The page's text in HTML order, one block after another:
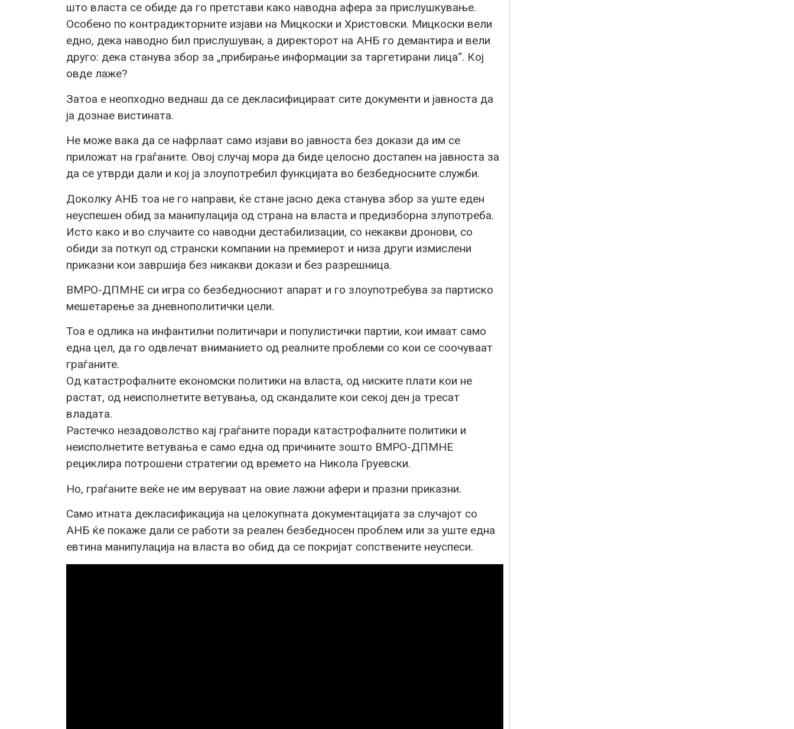
што власта се обиде да го претстави како наводна афера за прислушкување.
Oсобено по контрадикторните изјави на Мицкоски и Христовски. Мицкоски вели
едно, дека наводно бил прислушуван, а директорот на АНБ го демантира и вели
друго: дека станува збор за „прибирање информации за таргетирани лица“. Кој
овде лаже?
Затоа е неопходно веднаш да се декласифицираат сите документи и јавноста да
ја дознае вистината.
Не може вака да се нафрлаат само изјави во јавноста без докази да им се
приложат на граѓаните. Овој случај мора да биде целосно достапен на јавноста за
да се утврди дали и кој ја злоупотребил функцијата во безбедносните служби.
Доколку АНБ тоа не го направи, ќе стане јасно дека станува збор за уште еден
неуспешен обид за манипулација од страна на власта и предизборна злупотреба.
Исто како и во случаите со наводни дестабилизации, со некакви дронови, со
обиди за поткуп од странски компании на премиерот и низа други измислени
приказни кои завршија без никакви докази и без разрешница.
ВМРО-ДПМНЕ си игра со безбедносниот апарат и го злоупотребува за партиско
мешетарење за дневнополитички цели.
Тоа е одлика на инфантилни политичари и популистички партии, кои имаат само
една цел, да го одвлечат вниманието од реалните проблеми со кои се соочуваат
граѓаните.
Од катастрофалните економски политики на власта, од ниските плати кои не
растат, од неисполнетите ветувања, од скандалите кои секој ден ја тресат
владата.
Растечко незадоволство кај граѓаните поради катастрофалните политики и
неисполнетите ветувања е само една од причините зошто ВМРО-ДПМНЕ
рециклира потрошени стратегии од времето на Никола Груевски.
Но, граѓаните веќе не им веруваат на овие лажни афери и празни приказни.
Само итната декласификација на целокупната документацијата за случајот со
АНБ ќе покаже дали се работи за реален безбедносен проблем или за уште една
евтина манипулација на власта во обид да се покријат сопствените неуспеси.